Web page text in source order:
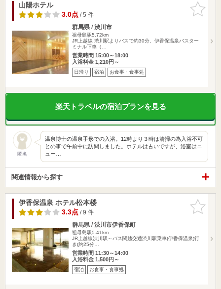
お気に入
りに追加
山陽ホテル
3.0点/ 5 件
群馬県 / 渋川市
祖母島駅5.72km
JR上越線 渋川駅よりバスで約30分、伊香保温泉バスター
ミナル下車（…
営業時間 15:00～18:00
入浴料金 1,210円～
日帰り 宿泊 お食事・食事処
楽天トラベルの宿泊プランを見る
匿名
温泉博士の温泉手形での入浴。12時より３時は清掃の為入浴不可
との事で午前中に訪問しました。ホテルは古いですが、浴室はニ
ュー…
関連情報から探す
お気に入
りに追加
伊香保温泉 ホテル松本楼
3.3点/ 9 件
群馬県 / 渋川市伊香保町
祖母島駅5.41km
JR上越線渋川駅～バス関越交通渋川駅乗車(伊香保温泉)行
き(約25分…
営業時間 11:30～14:00
入浴料金 1,500円～
宿泊 お食事・食事処